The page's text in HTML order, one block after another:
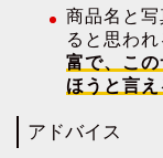
商品名と
ると思われ
富で、こ
ほうと言え
アドバイス